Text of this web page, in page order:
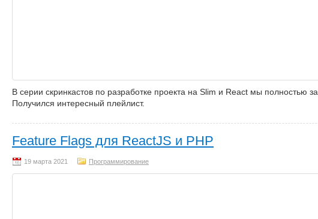
В серии скринкастов по разработке проекта на Slim и React мы полностью
Получился интересный плейлист.
Feature Flags для ReactJS и PHP
Программирование